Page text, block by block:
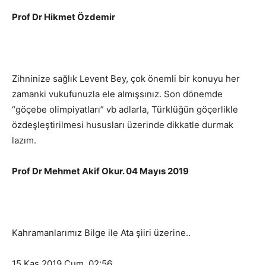
Prof Dr Hikmet Özdemir
Zihninize sağlık Levent Bey, çok önemli bir konuyu her
zamanki vukufunuzla ele almışsınız. Son dönemde
“göçebe olimpiyatları” vb adlarla, Türklüğün göçerlikle
özdeşleştirilmesi hususları üzerinde dikkatle durmak
lazım.
Prof Dr Mehmet Akif Okur. 04 Mayıs 2019
Kahramanlarımız Bilge ile Ata şiiri üzerine..